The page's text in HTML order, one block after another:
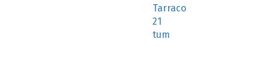
Tarraco
21
tum